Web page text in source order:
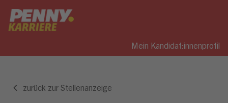
Mein Kandidat:innenprofil